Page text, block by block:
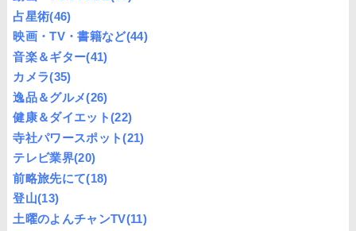
占星術(46)
映画・TV・書籍など(44)
音楽＆ギター(41)
カメラ(35)
逸品＆グルメ(26)
健康＆ダイエット(22)
寺社パワースポット(21)
テレビ業界(20)
前略旅先にて(18)
登山(13)
土曜のよんチャンTV(11)